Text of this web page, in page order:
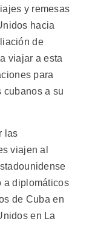
y remesas
hacia
de
viajar a esta
para
cubanos a su
las
viajen al
a diplomáticos
de Cuba en
en La